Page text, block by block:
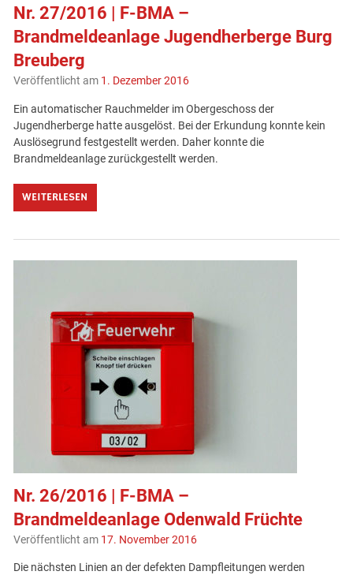
Nr. 27/2016 | F-BMA –
Brandmeldeanlage Jugendherberge Burg
Breuberg
Veröffentlicht am 1. Dezember 2016
Ein automatischer Rauchmelder im Obergeschoss der
Jugendherberge hatte ausgelöst. Bei der Erkundung konnte kein
Auslösegrund festgestellt werden. Daher konnte die
Brandmeldeanlage zurückgestellt werden.
WEITERLESEN
Nr. 26/2016 | F-BMA –
Brandmeldeanlage Odenwald Früchte
Veröffentlicht am 17. November 2016
Die nächsten Linien an der defekten Dampfleitungen werden